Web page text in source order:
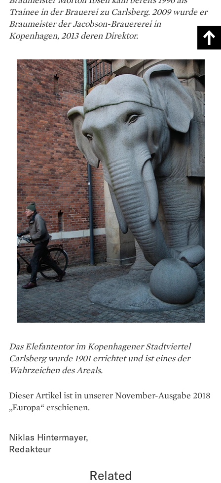
Trainee in der Brauerei zu Carlsberg. 2009 wurde er
Braumeister der Jacobson-Brauererei in
Kopenhagen, 2013 deren Direktor.
Das Elefantentor im Kopenhagener Stadtviertel
Carlsberg wurde 1901 errichtet und ist eines der
Wahrzeichen des Areals.
Dieser Artikel ist in unserer November-Ausgabe 2018
„Europa“ erschienen.
Niklas Hintermayer,
Redakteur
Related